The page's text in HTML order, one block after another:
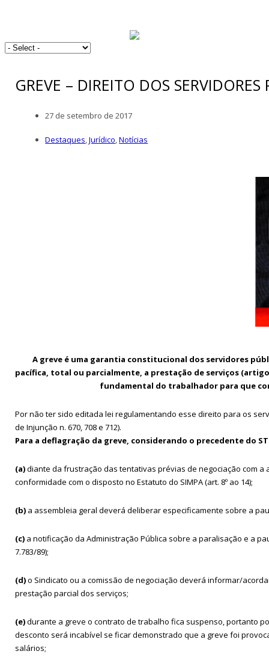
GREVE – DIREITO DOS SERVIDORES
27 de setembro de 2017
Destaques,Jurídico,Notícias
A greve é uma garantia constitucional dos servidores
pacífica, total ou parcialmente, a prestação de serviços (artigo
fundamental do trabalhador para que
Por não ter sido editada lei regulamentando esse direito para os
de Injunção n. 670, 708 e 712).
Para a deflagração da greve, considerando o precedente do
(a)diante da frustração das tentativas prévias de negociação com a
conformidade com o disposto no Estatuto do SIMPA (art. 8º ao 14);
(b) a assembleia geral deverá deliberar especificamente sobre a
(c) a notificação da Administração Pública sobre a paralisação e a
7.783/89);
(d)o Sindicato ou a comissão de negociação deverá informar/
prestação parcial dos serviços;
(e)durante a greve o contrato de trabalho fica suspenso, portanto
desconto será incabível se ficar demonstrado que a greve foi
salários;